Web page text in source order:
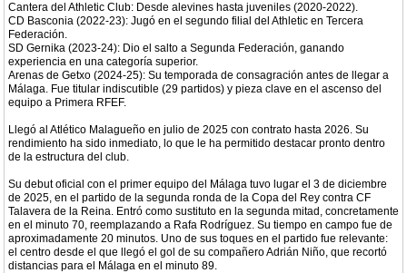
Cantera del Athletic Club: Desde alevines hasta juveniles (2020-2022).
CD Basconia (2022-23): Jugó en el segundo filial del Athletic en Tercera
Federación.
SD Gernika (2023-24): Dio el salto a Segunda Federación, ganando
experiencia en una categoría superior.
Arenas de Getxo (2024-25): Su temporada de consagración antes de llegar a
Málaga. Fue titular indiscutible (29 partidos) y pieza clave en el ascenso del
equipo a Primera RFEF.
Llegó al Atlético Malagueño en julio de 2025 con contrato hasta 2026. Su
rendimiento ha sido inmediato, lo que le ha permitido destacar pronto dentro
de la estructura del club.
Su debut oficial con el primer equipo del Málaga tuvo lugar el 3 de diciembre
de 2025, en el partido de la segunda ronda de la Copa del Rey contra CF
Talavera de la Reina. Entró como sustituto en la segunda mitad, concretamente
en el minuto 70, reemplazando a Rafa Rodríguez. Su tiempo en campo fue de
aproximadamente 20 minutos. Uno de sus toques en el partido fue relevante:
el centro desde el que llegó el gol de su compañero Adrián Niño, que recortó
distancias para el Málaga en el minuto 89.